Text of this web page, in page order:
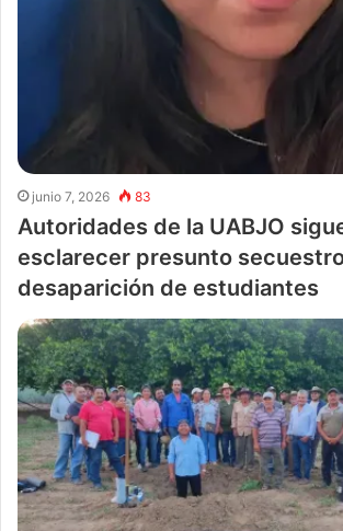
junio 7, 2026 83
Autoridades de la UABJO
esclarecer presunto
desaparición de estudiantes